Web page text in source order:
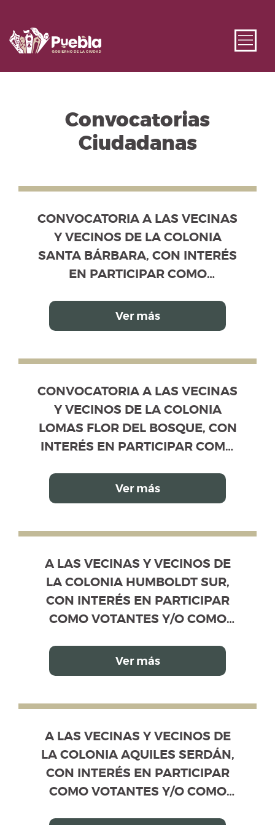
Convocatorias
Ciudadanas
Se muestra el listado de convocatorias disponibles.
CONVOCATORIA A LAS VECINAS Y
, CON INTERÉS EN PARTICIPAR COMO
CONVOCATORIA A LAS VECINAS
Y VECINOS DE LA COLONIA
SANTA BÁRBARA, CON INTERÉS
EN PARTICIPAR COMO
CANDIDATOS PROPIETARIOS Y
SUPLENTES, EN EL PROCESO DE
DIRECTIVA DE VECINOS
Ver más
CONVOCATORIA A LAS VECINAS Y
, CON INTERÉS EN PARTICIPAR COMO
CONVOCATORIA A LAS VECINAS
Y VECINOS DE LA COLONIA
LOMAS FLOR DEL BOSQUE, CON
INTERÉS EN PARTICIPAR COMO
CANDIDATOS PROPIETARIOS Y
SUPLENTES, EN EL PROCESO DE
DIRECTIVA DE VECINOS
Ver más
A LAS VECINAS Y VECINOS DE LA
, CON INTERÉS EN PARTICIPAR COMO
A LAS VECINAS Y VECINOS DE
LA COLONIA HUMBOLDT SUR,
CON INTERÉS EN PARTICIPAR
COMO VOTANTES Y/O COMO
SUPLENTES
Ver más
A LAS VECINAS Y VECINOS DE LA
, CON INTERÉS EN PARTICIPAR COMO
A LAS VECINAS Y VECINOS DE
LA COLONIA AQUILES SERDÁN,
CON INTERÉS EN PARTICIPAR
COMO VOTANTES Y/O COMO